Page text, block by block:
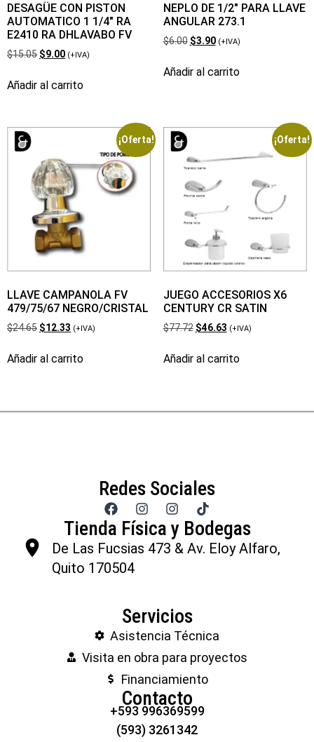
DESAGÜE CON PISTON
AUTOMATICO 1 1/4″ RA
E2410 RA DHLAVABO FV
$15.05 $9.00 (+IVA)
Añadir al carrito
NEPLO DE 1/2″ PARA LLAVE
ANGULAR 273.1
$6.00 $3.90 (+IVA)
Añadir al carrito
¡Oferta!
LLAVE CAMPANOLA FV
479/75/67 NEGRO/CRISTAL
$24.65 $12.33 (+IVA)
Añadir al carrito
¡Oferta!
JUEGO ACCESORIOS X6
CENTURY CR SATIN
$77.72 $46.63 (+IVA)
Añadir al carrito
Redes Sociales
Tienda Física y Bodegas
De Las Fucsias 473 & Av. Eloy Alfaro,
Quito 170504
Servicios
Asistencia Técnica
Visita en obra para proyectos
Financiamiento
Contacto
+593 996369599
(593) 3261342